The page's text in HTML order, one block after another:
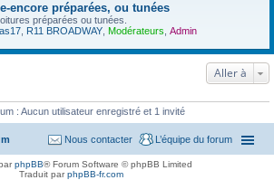
encore préparées, ou tunées
préparées ou tunées.
R11 BROADWAY Modérateurs Admin
Aller à
: Aucun utilisateur enregistré et 1 invité
L’équipe du forum
Nous contacter
phpBB® Forum Software © phpBB Limited
Traduit parphpBB-fr.com